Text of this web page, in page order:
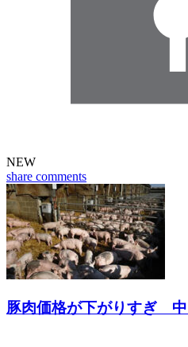
NEW
share comments
豚肉価格が下がりすぎ